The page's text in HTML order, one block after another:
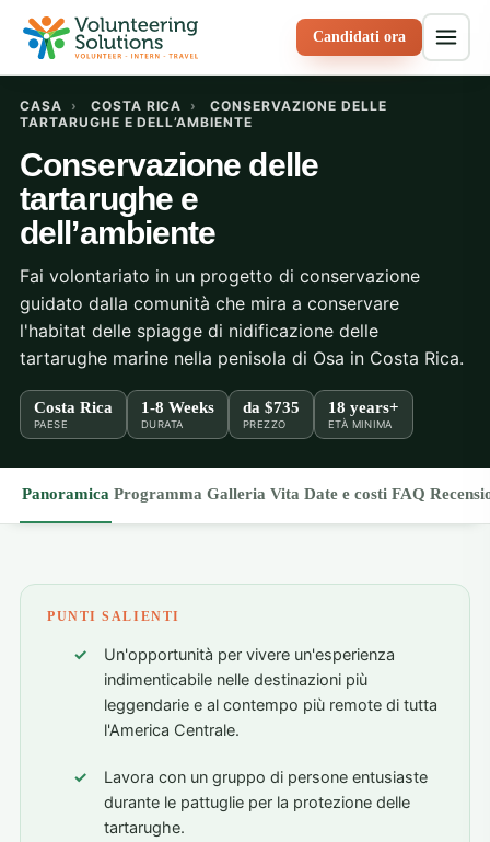
Candidati ora
CASA › COSTA RICA ›
CONSERVAZIONE DELLE
TARTARUGHE E DELL’AMBIENTE
Conservazione delle
tartarughe e
dell’ambiente
Fai volontariato in un progetto di conservazione
guidato dalla comunità che mira a conservare
l'habitat delle spiagge di nidificazione delle
tartarughe marine nella penisola di Osa in Costa Rica.
Costa Rica
PAESE
1-8 Weeks
DURATA
da $735
PREZZO
18 years+
ETÀ MINIMA
Panoramica Programma Galleria Vita Date e costi FAQ
PUNTI SALIENTI
Un'opportunità per vivere un'esperienza
indimenticabile nelle destinazioni più
leggendarie e al contempo più remote di tutta
l'America Centrale.
Lavora con un gruppo di persone entusiaste
durante le pattuglie per la protezione delle
tartarughe.